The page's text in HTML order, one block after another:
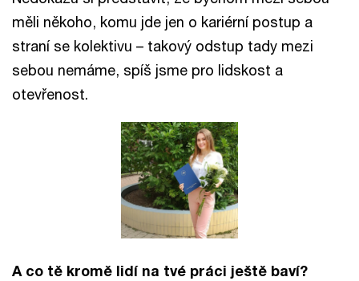
měli někoho, komu jde jen o kariérní postup a
straní se kolektivu – takový odstup tady mezi
sebou nemáme, spíš jsme pro lidskost a
otevřenost.
A co tě kromě lidí na tvé práci ještě baví?